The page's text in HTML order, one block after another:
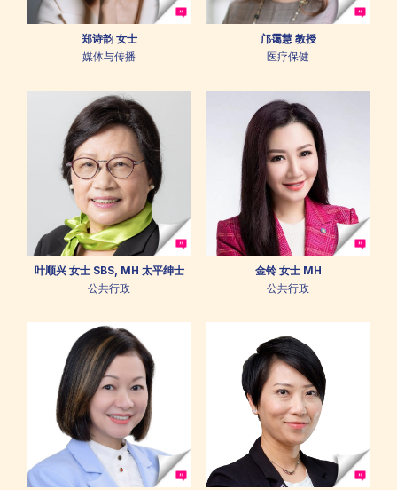
郑诗韵 女士
媒体与传播
邝霭慧 教授
医疗保健
叶顺兴 女士 SBS, MH 太平绅士
公共行政
金铃 女士 MH
公共行政